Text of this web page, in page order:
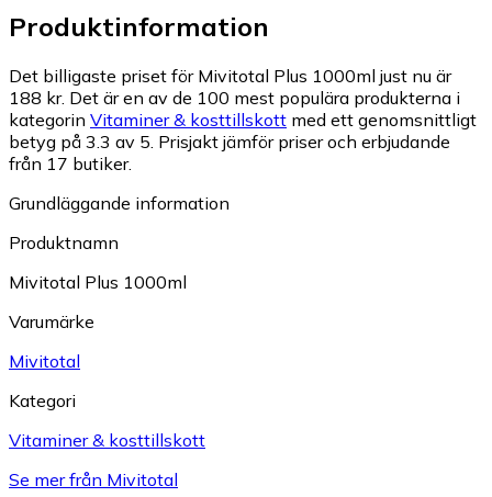
Produktinformation
Det billigaste priset för Mivitotal Plus 1000ml just nu är
188 kr. Det är en av de 100 mest populära produkterna i
kategorin Vitaminer & kosttillskott med ett genomsnittligt
betyg på 3.3 av 5. Prisjakt jämför priser och erbjudande
från 17 butiker.
Grundläggande information
Produktnamn
Mivitotal Plus 1000ml
Varumärke
Mivitotal
Kategori
Vitaminer & kosttillskott
Se mer från Mivitotal